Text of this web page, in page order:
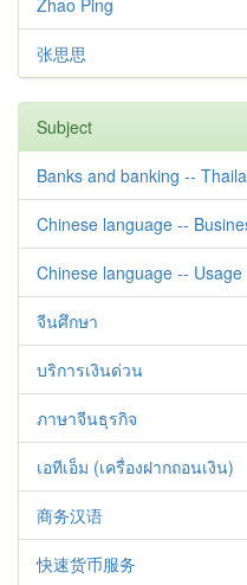
Zhao Ping
张思思
Subject
Banks and banking --
Chinese language --
Chinese language -- Usage
จีนศึกษา
บริการเงินด่วน
ภาษาจีนธุรกิจ
เอทีเอ็ม (เครื่องฝากถอนเงิน)
商务汉语
快速货币服务